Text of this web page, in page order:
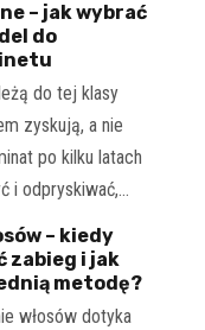
– jak wybrać
do
do tej klasy
zyskują, a nie
po kilku latach
i odpryskiwać,…
– kiedy
zabieg i jak
metodę?
włosów dotyka